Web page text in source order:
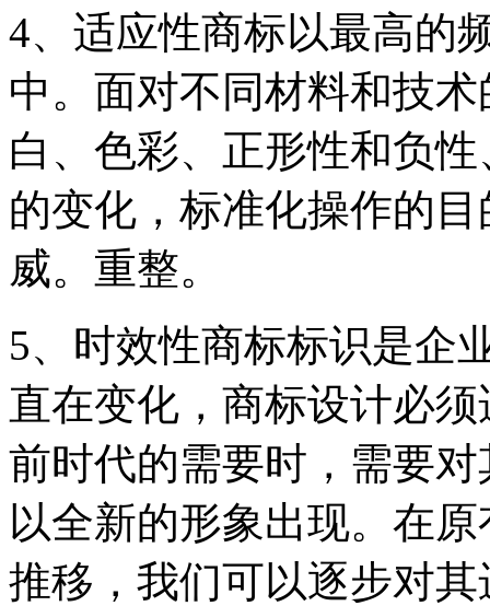
4、适应性商标以最高的
中。面对不同材料和技
白、色彩、正形性和负
的变化，标准化操作的
威。重整。
5、时效性商标标识是企
直在变化，商标设计必
前时代的需要时，需要
以全新的形象出现。在
推移，我们可以逐步对